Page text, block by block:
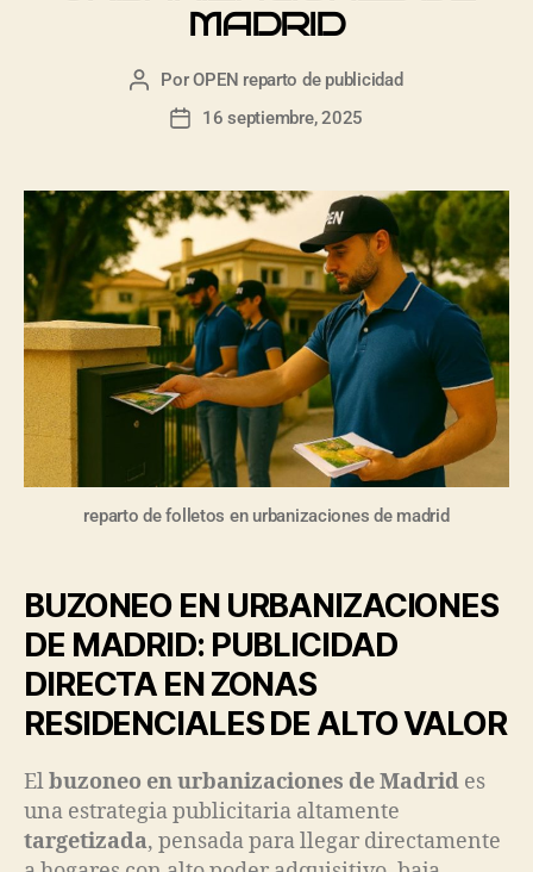
MADRID
PorOPEN reparto de publicidad
16 septiembre, 2025
reparto de folletos en urbanizaciones de madrid
BUZONEO EN URBANIZACIONES
DE MADRID: PUBLICIDAD
DIRECTA EN ZONAS
RESIDENCIALES DE ALTO VALOR
Elbuzoneo en urbanizaciones de Madrid es
una estrategia publicitaria altamente
targetizada, pensada para llegar directamente